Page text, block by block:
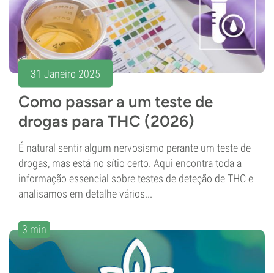
31 Janeiro 2025
Como passar a um teste de
drogas para THC (2026)
É natural sentir algum nervosismo perante um teste de
drogas, mas está no sítio certo. Aqui encontra toda a
informação essencial sobre testes de deteção de THC e
analisamos em detalhe vários...
3 min